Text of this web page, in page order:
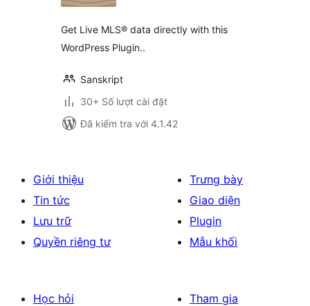
Get Live MLS® data directly with this
WordPress Plugin..
Sanskript
30+ Số lượt cài đặt
Đã kiểm tra với 4.1.42
Giới thiệu
Tin tức
Lưu trữ
Quyền riêng tư
Trưng bày
Giao diện
Plugin
Mẫu khối
Học hỏi
Tham gia